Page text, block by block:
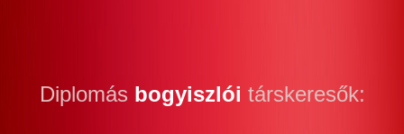
Diplomás bogyiszlói társkeresők: